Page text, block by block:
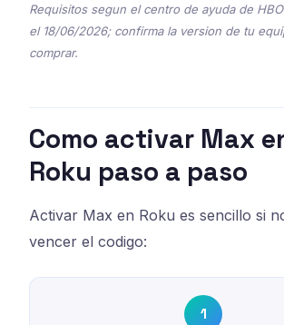
Requisitos segun el centro de ayuda de
el 18/06/2026; confirma la version de tu
comprar.
Como activar Max
Roku paso a paso
Activar Max en Roku es sencillo si
vencer el codigo:
1